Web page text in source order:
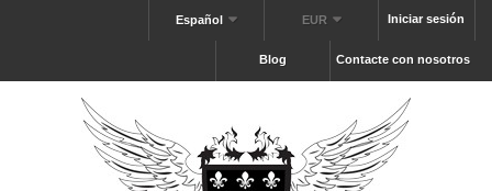
Iniciar sesión
EUR
Español
Contacte con nosotros
Blog